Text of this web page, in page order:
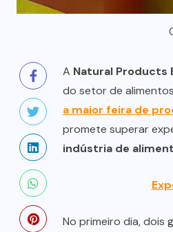
A Natural Products
do setor de
a maior feira de
promete superar
indústria de
No primeiro dia, dois